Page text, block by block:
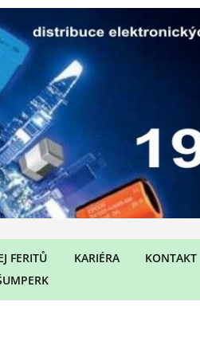
FERITŮ
KARIÉRA KONTAKT